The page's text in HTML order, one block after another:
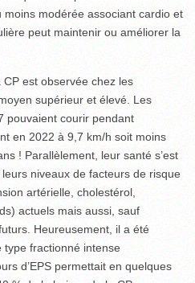
moins modérée associant cardio et
peut maintenir ou améliorer la
est observée chez les
supérieur et élevé. Les
pouvaient courir pendant
en 2022 à 9,7 km/h soit moins
! Parallèlement, leur santé s’est
niveaux de facteurs de risque
artérielle, cholestérol,
actuels mais aussi, sauf
Heureusement, il a été
type fractionné intense
d’EPS permettait en quelques